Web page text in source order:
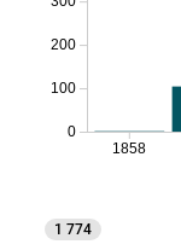
0
100
200
1858
1 774